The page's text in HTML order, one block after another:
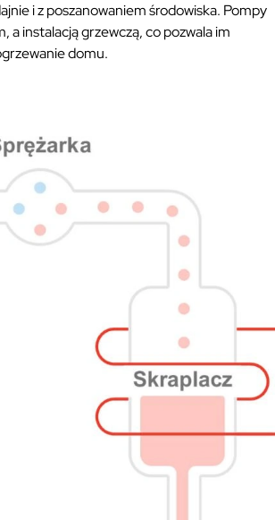
i z poszanowaniem środowiska. Pompy
instalacją grzewczą, co pozwala im
domu.